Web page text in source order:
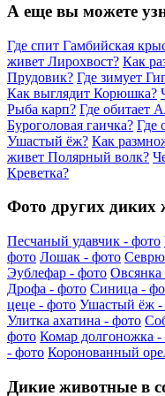
А еще вы можете
Где спит Гамбийская
живет Лирохвост? Как
Прудовик? Где зимует
Как выглядит Корюшка?
Рыба карп? Где обитает
Буроголовая гаичка? Где
Ушастый ёж? Как
живет Полярный волк?
Креветка?
Фото других диких
Песчаный удавчик - фото
фото Лошак - фото
Эублефар - фото Овсянка
Дрофа - фото Синица -
цеце - фото Ушастый ёж -
Улитка ахатина - фото
фото Комар долгоножка -
- фото Коронованный
Дикие животные в